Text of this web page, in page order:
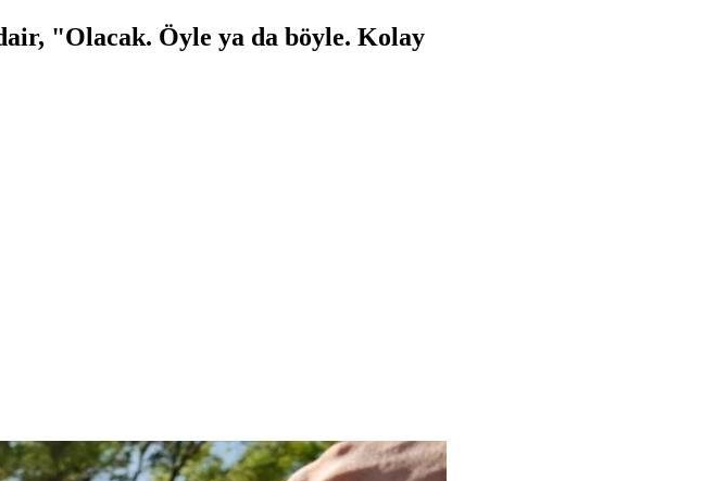
"Olacak. Öyle ya da böyle. Kolay